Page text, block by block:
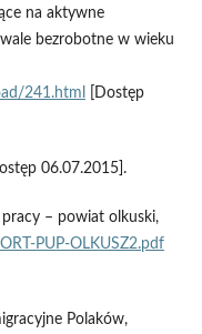
na aktywne
bezrobotne w wieku
241.html
[Dostęp
06.07.2015].
– powiat olkuski,
PUP-OLKUSZ2.pdf
Polaków,